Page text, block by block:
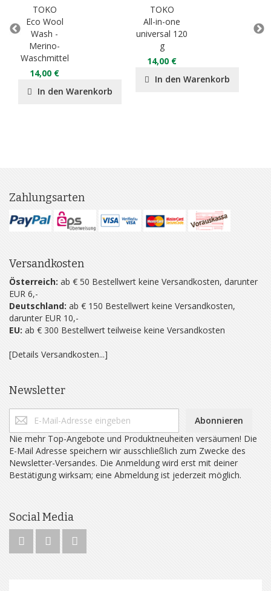
TOKO
Eco Wool
Wash -
Merino-
Waschmittel
14,00 €
In den Warenkorb
TOKO
All-in-one
universal 120
g
14,00 €
In den Warenkorb
Zahlungsarten
Versandkosten
Österreich: ab € 50 Bestellwert keine Versandkosten, darunter
EUR 6,-
Deutschland: ab € 150 Bestellwert keine Versandkosten,
darunter EUR 10,-
EU: ab € 300 Bestellwert teilweise keine Versandkosten
[Details Versandkosten...]
Newsletter
Abonnieren
Nie mehr Top-Angebote und Produktneuheiten versäumen! Die
E-Mail Adresse speichern wir ausschließlich zum Zwecke des
Newsletter-Versandes. Die Anmeldung wird erst mit deiner
Bestätigung wirksam; eine Abmeldung ist jederzeit möglich.
Social Media